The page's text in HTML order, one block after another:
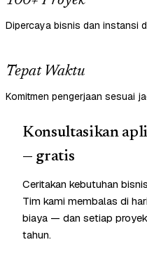
Dipercaya bisnis dan instansi
Tepat Waktu
Komitmen pengerjaan sesuai
Konsultasikan
— gratis
Ceritakan kebutuhan
Tim kami membalas di
biaya — dan setiap
tahun.